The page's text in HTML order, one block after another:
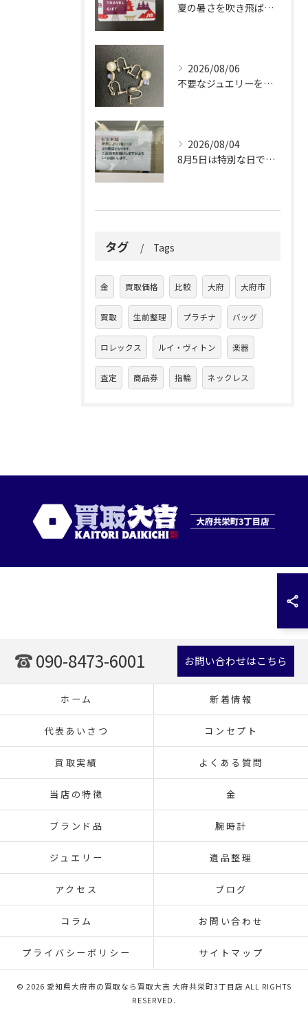
夏の暑さを吹き飛ばしに来てください。
2026/08/06
不要なジュエリーを眠らせていませんか？
2026/08/04
8月5日は特別な日です。
タグ Tags
金 買取価格 比較 大府 大府市
買取 生前整理 プラチナ バッグ
ロレックス ルイ・ヴィトン 楽器
査定 商品券 指輪 ネックレス
090-8473-6001 お問い合わせはこちら
ホーム 新着情報
代表あいさつ コンセプト
買取実績 よくある質問
当店の特徴 金
ブランド品 腕時計
ジュエリー 遺品整理
アクセス ブログ
コラム お問い合わせ
プライバシーポリシー サイトマップ
© 2026 愛知県大府市の買取なら買取大吉 大府共栄町3丁目店 ALL RIGHTS
RESERVED.